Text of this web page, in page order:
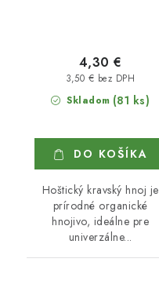
Skladom (81 ks)
3,50 € bez DPH
4,30 €
DO KOŠÍKA
Hoštický kravský hnoj je
prírodné organické
hnojivo, ideálne pre
univerzálne...